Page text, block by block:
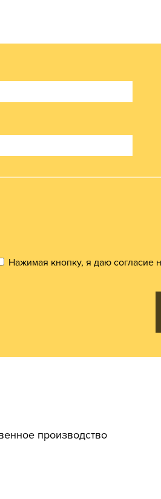
производство
Нажимая кнопку, я даю согласие